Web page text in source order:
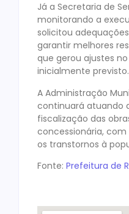
Já a Secretaria de
monitorando a
solicitou
garantir melhores
que gerou ajustes
inicialmente previsto.
A Administração
continuará atuando
fiscalização das
concessionária,
os transtornos à
Fonte: Prefeitura de